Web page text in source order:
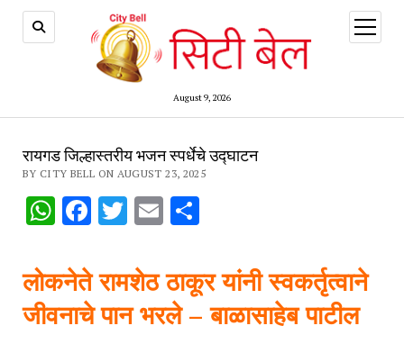
August 9, 2026
open
menu
रायगड जिल्हास्तरीय भजन स्पर्धेचे उद्घाटन
BY CITY BELL ON AUGUST 23, 2025
WhatsApp
Facebook
Twitter
EmailShare
लोकनेते रामशेठ ठाकूर यांनी स्वकर्तृत्वाने
जीवनाचे पान भरले – बाळासाहेब पाटील